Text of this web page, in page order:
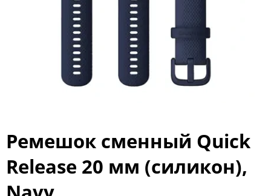
Ремешок сменный Quick
Release 20 мм (силикон),